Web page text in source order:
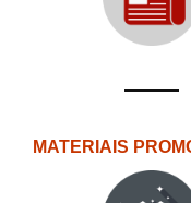
MATERIAIS